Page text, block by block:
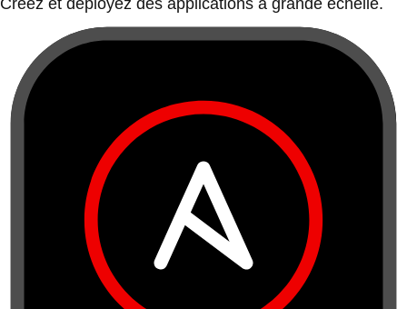
Créez et déployez des applications à grande échelle.